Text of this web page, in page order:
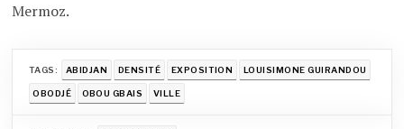
Mermoz.
TAGS: ABIDJAN DENSITÉ EXPOSITION LOUISIMONE GUIRANDOU
OBODJÉ OBOU GBAIS VILLE